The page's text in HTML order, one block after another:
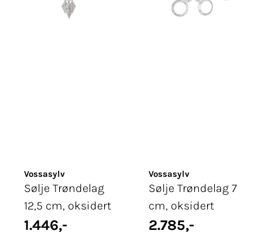
Vossasylv
Sølje Trøndelag
12,5 cm, oksidert
1.446,-
Vossasylv
Sølje Trøndelag 7
cm, oksidert
2.785,-